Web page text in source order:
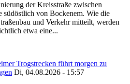
der Kreisstraße zwischen
südöstlich von Bockenem. Wie die
und Verkehr mitteilt, werden
etwa eine...
Trogstrecken führt morgen zu
Di, 04.08.2026 - 15:57